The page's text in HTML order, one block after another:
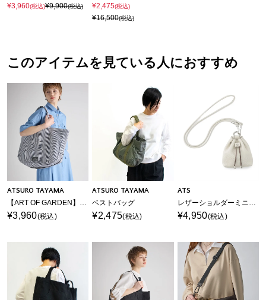
¥3,960(税込)¥9,900(税込)
¥2,475(税込)
¥16,500(税込)
このアイテムを見ている人におすすめ
ATSURO TAYAMA
【ART OF GARDEN】ベストバッグ
¥3,960(税込)
ATSURO TAYAMA
ベストバッグ
¥2,475(税込)
ATS
レザーショルダーミニバッグ
¥4,950(税込)